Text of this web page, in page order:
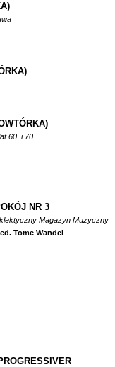
60. i 70.
NR 3
Magazyn Muzyczny
Tome Wandel